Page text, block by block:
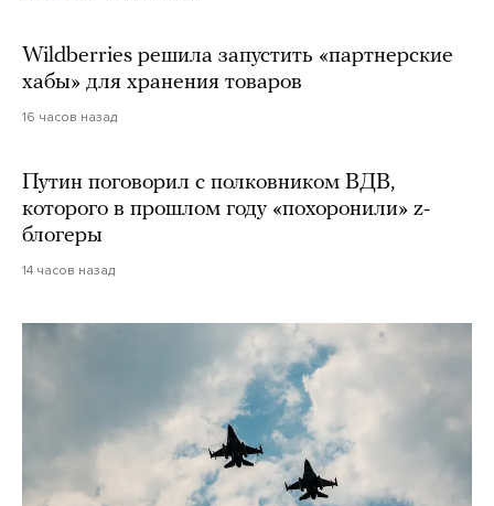
Wildberries решила запустить «партнерские
хабы» для хранения товаров
16 часов назад
Путин поговорил с полковником ВДВ,
которого в прошлом году «похоронили» z-
блогеры
14 часов назад